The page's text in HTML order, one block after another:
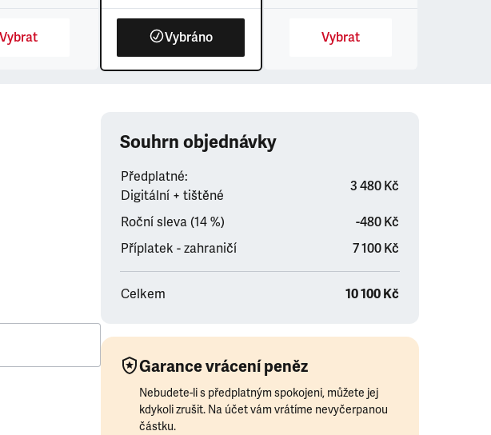
Vybrat Vybráno Vybrat
Souhrn objednávky
Předplatné:
Digitální + tištěné
3 480 Kč
Roční sleva (14 %)
-480 Kč
Příplatek - zahraničí
7 100 Kč
Celkem 10 100 Kč
Garance vrácení peněz
Nebudete-li s předplatným spokojeni, můžete jej
kdykoli zrušit. Na účet vám vrátíme nevyčerpanou
částku.